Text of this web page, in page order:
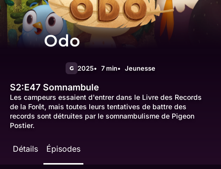
Odo
G 2025 7 min Jeunesse
S2:E47 Somnambule
Les campeurs essaient d'entrer dans le Livre des Records
de la Forêt, mais toutes leurs tentatives de battre des
records sont détruites par le somnambulisme de Pigeon
Postier.
Détails Épisodes